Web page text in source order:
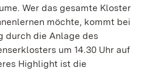
Wer das gesamte Kloster
möchte, kommt bei
durch die Anlage des
um 14.30 Uhr auf
Highlight ist die